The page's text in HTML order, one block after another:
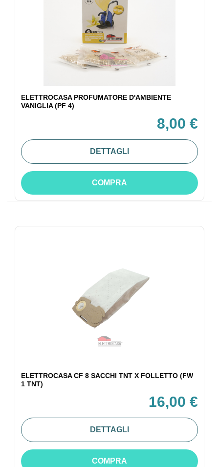
ELETTROCASA PROFUMATORE D'AMBIENTE
VANIGLIA (PF 4)
8,00 €
DETTAGLI
COMPRA
ELETTROCASA CF 8 SACCHI TNT X FOLLETTO (FW
1 TNT)
16,00 €
DETTAGLI
COMPRA